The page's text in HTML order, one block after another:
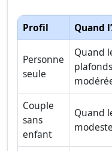
Profil Quand
Personne
seule
Quand
Couple
sans
enfant
Quand